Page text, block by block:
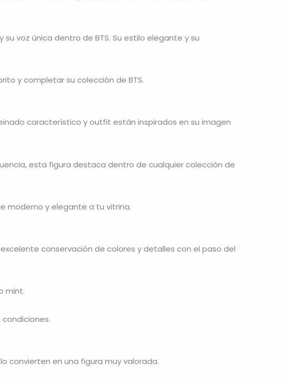
su voz única dentro de BTS. Su estilo elegante y su
y completar su colección de BTS.
característico y outfit están inspirados en su imagen
esta figura destaca dentro de cualquier colección de
moderno y elegante a tu vitrina.
conservación de colores y detalles con el paso del
mint.
convierten en una figura muy valorada.